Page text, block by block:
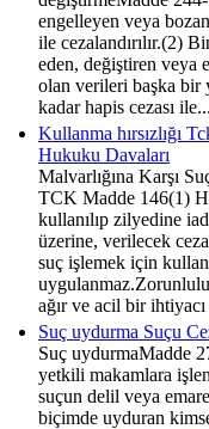
engelleyen veya
ile cezalandırılır.(2)
eden, değiştiren veya
olan verileri başka bir
kadar hapis cezası ile...
Kullanma hırsızlığı
Hukuku Davaları
Malvarlığına Karşı
TCK Madde 146(1)
kullanılıp zilyedine
üzerine, verilecek
suç işlemek için
ağır ve acil bir ihtiyacı
Suç uydurma Suçu
Suç uydurmaMadde
yetkili makamlara
suçun delil veya
biçimde uyduran